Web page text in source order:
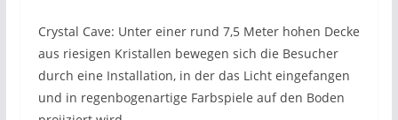
Crystal Cave: Unter einer rund 7,5 Meter hohen Decke
aus riesigen Kristallen bewegen sich die Besucher
durch eine Installation, in der das Licht eingefangen
und in regenbogenartige Farbspiele auf den Boden